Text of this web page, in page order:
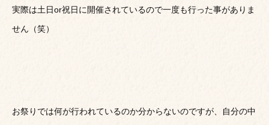
実際は土日or祝日に開催されているので一度も行った事がありま
せん（笑）
お祭りでは何が行われているのか分からないのですが、自分の中